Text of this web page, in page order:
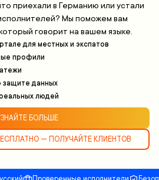
приехали в Германию или устали
Мы поможем вам
говорит на вашем языке.
для местных и экспатов
профили
защите данных
людей
БОЛЬШЕ
— ПОЛУЧАЙТЕ КЛИЕНТОВ